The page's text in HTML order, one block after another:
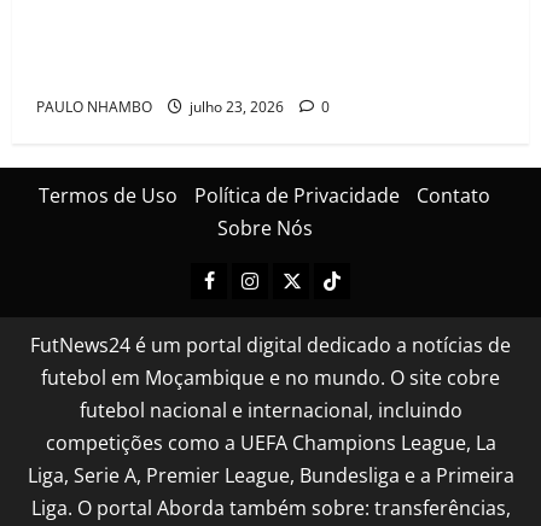
PAULO NHAMBO julho 23, 2026 0
Termos de Uso Política de Privacidade
Contato
Sobre Nós
FutNews24 é um portal digital dedicado a notícias de
futebol em Moçambique e no mundo. O site cobre
futebol nacional e internacional, incluindo
competições como a UEFA Champions League, La
Liga, Serie A, Premier League, Bundesliga e a Primeira
Liga. O portal Aborda também sobre: transferências,